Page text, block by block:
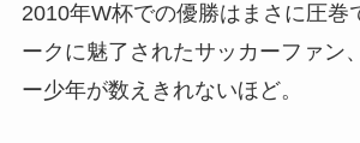
2010年W杯での優勝はまさに圧巻
ークに魅了されたサッカーファン
ー少年が数えきれないほど。